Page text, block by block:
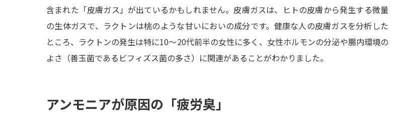
新増設大学・学部・学科
データサイエンス特集
進路の３択
新学年ス
新学年スタート号特集ペ
含まれた「皮膚ガス」が出ているかもしれません。皮膚ガスは、ヒトの皮膚から発生する微量
の生体ガスで、ラクトンは桃のような甘いにおいの成分です。健康な人の皮膚ガスを分析した
ところ、ラクトンの発生は特に10～20代前半の女性に多く、女性ホルモンの分泌や腸内環境の
よさ（善玉菌であるビフィズス菌の多さ）に関連があることがわかりました。
アンモニアが原因の「疲労臭」